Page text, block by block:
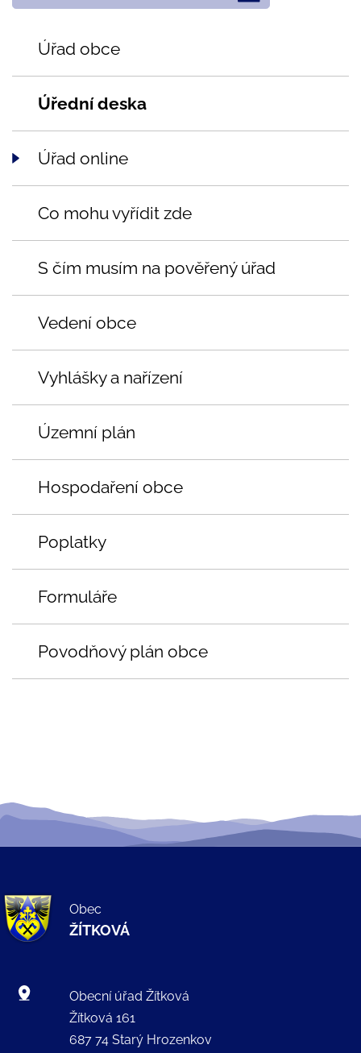
Úřad obce
Úřední deska
Úřad online
Co mohu vyřídit zde
S čím musím na pověřený úřad
Vedení obce
Vyhlášky a nařízení
Územní plán
Hospodaření obce
Poplatky
Formuláře
Povodňový plán obce
Obec
ŽÍTKOVÁ
Obecní úřad Žítková
Žítková 161
687 74 Starý Hrozenkov